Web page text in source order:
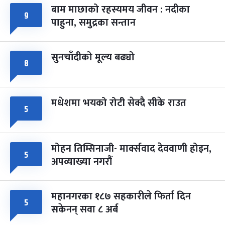
८ फागुपूर्णिमा
चैत्र ८, २०८३-Mar 22, 2027
७ महिना बाँकी
९ बाम माछाको रहस्यमय जीवन : नदीका
पाहुना, समुद्रका सन्तान
८ सुनचाँदीको मूल्य बढ्यो
५ मधेशमा भयको रोटी सेक्दै सीके राउत
५ मोहन तिम्सिनाजी- मार्क्सवाद देववाणी होइन,
अपव्याख्या नगरौं
५ महानगरका १८७ सहकारीले फिर्ता दिन
सकेनन् सवा ८ अर्ब